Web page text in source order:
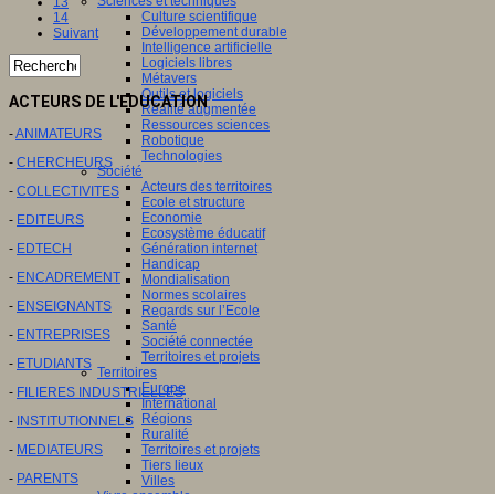
Culture scientifique
Développement durable
Intelligence artificielle
Logiciels libres
Métavers
Outils et logiciels
Réalité augmentée
Ressources sciences
Robotique
Technologies
Société
Acteurs des territoires
Ecole et structure
Economie
Ecosystème éducatif
Génération internet
Handicap
Mondialisation
Normes scolaires
Regards sur l’Ecole
Santé
Société connectée
Territoires et projets
Territoires
Europe
International
Régions
Ruralité
Territoires et projets
Tiers lieux
Villes
14
Suivant
ACTEURS DE L'EDUCATION
-ANIMATEURS
- CHERCHEURS
- COLLECTIVITES
- EDITEURS
- EDTECH
- ENCADREMENT
- ENSEIGNANTS
- ENTREPRISES
- ETUDIANTS
- FILIERES INDUSTRIELLES
- INSTITUTIONNELS
- MEDIATEURS
- PARENTS